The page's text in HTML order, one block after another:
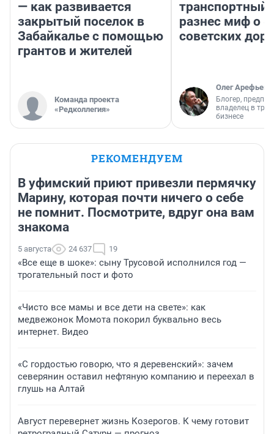
— как развивается
закрытый поселок в
Забайкалье с помощью
грантов и жителей
Команда проекта
«Редколлегия»
транспортный
разнес миф о
советских
Олег Арефьев
Блогер,
владелец в
бизнесе
РЕКОМЕНДУЕМ
В уфимский приют привезли пермячку
Марину, которая почти ничего о себе
не помнит. Посмотрите, вдруг она вам
знакома
5 августа 24 637 19
«Все еще в шоке»: сыну Трусовой исполнился год —
трогательный пост и фото
«Чисто все мамы и все дети на свете»: как
медвежонок Момота покорил буквально весь
интернет. Видео
«С гордостью говорю, что я деревенский»: зачем
северянин оставил нефтяную компанию и переехал в
глушь на Алтай
Август перевернет жизнь Козерогов. К чему готовит